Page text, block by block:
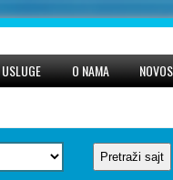
USLUGE O NAMA